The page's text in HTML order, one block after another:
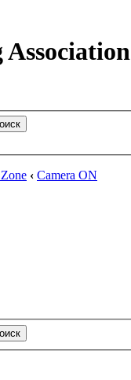
‹ Camera ON